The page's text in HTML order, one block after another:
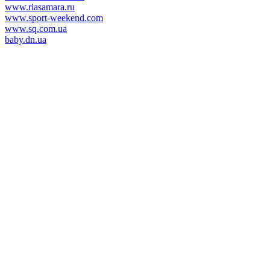
www.riasamara.ru
www.sport-weekend.com
www.sq.com.ua
baby.dn.ua